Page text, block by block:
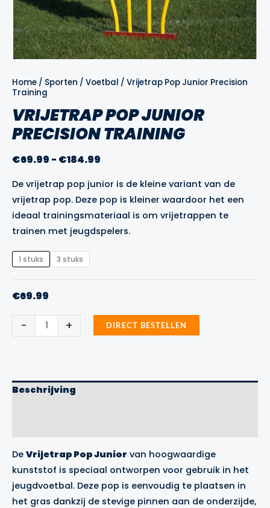
Home / Sporten / Voetbal / Vrijetrap Pop Junior Precision
Training
VRIJETRAP POP JUNIOR
PRECISION TRAINING
€69.99 - €184.99
tot
€184.99
De vrijetrap pop junior is de kleine variant van de
vrijetrap pop. Deze pop is kleiner waardoor het een
ideaal trainingsmateriaal is om vrijetrappen te
trainen met jeugdspelers.
1 stuks 3 stuks
€69.99
-
Vrijetrap
Pop
Junior
+ DIRECT BESTELLEN
Beschrijving
De Vrijetrap Pop Junior van hoogwaardige
kunststof is speciaal ontworpen voor gebruik in het
jeugdvoetbal. Deze pop is eenvoudig te plaatsen in
het gras dankzij de stevige pinnen aan de onderzijde,